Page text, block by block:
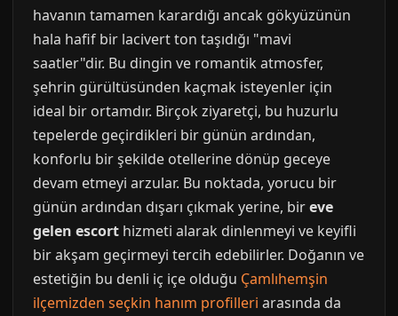
havanın tamamen karardığı ancak gökyüzünün
hala hafif bir lacivert ton taşıdığı "mavi
saatler"dir. Bu dingin ve romantik atmosfer,
şehrin gürültüsünden kaçmak isteyenler için
ideal bir ortamdır. Birçok ziyaretçi, bu huzurlu
tepelerde geçirdikleri bir günün ardından,
konforlu bir şekilde otellerine dönüp geceye
devam etmeyi arzular. Bu noktada, yorucu bir
günün ardından dışarı çıkmak yerine, bireve
gelen escort hizmeti alarak dinlenmeyi ve keyifli
bir akşam geçirmeyi tercih edebilirler. Doğanın ve
estetiğin bu denli iç içe olduğu Çamlıhemşin
ilçemizden seçkin hanım profilleri arasında da